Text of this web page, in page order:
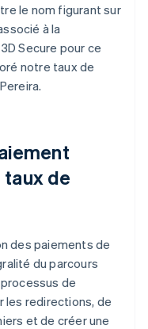
le nom figurant sur
à la
Secure pour ce
notre taux de
de
des paiements de
du parcours
de
les redirections, de
et de créer une